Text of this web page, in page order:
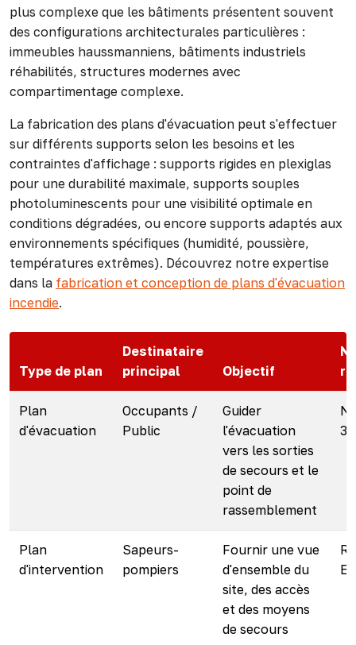
plus complexe que les bâtiments présentent souvent
des configurations architecturales particulières :
immeubles haussmanniens, bâtiments industriels
réhabilités, structures modernes avec
compartimentage complexe.
La fabrication des plans d'évacuation peut s'effectuer
sur différents supports selon les besoins et les
contraintes d'affichage : supports rigides en plexiglas
pour une durabilité maximale, supports souples
photoluminescents pour une visibilité optimale en
conditions dégradées, ou encore supports adaptés aux
environnements spécifiques (humidité, poussière,
températures extrêmes). Découvrez notre expertise
dans la fabrication et conception de plans d'évacuation
incendie.
Type de plan
Destinataire
principal
Objectif
Plan
d'évacuation
Occupants /
Public
Guider
l'évacuation
vers les sorties
de secours et le
point de
rassemblement
Plan
d'intervention
Sapeurs-
pompiers
Fournir une vue
d'ensemble du
site, des accès
et des moyens
de secours